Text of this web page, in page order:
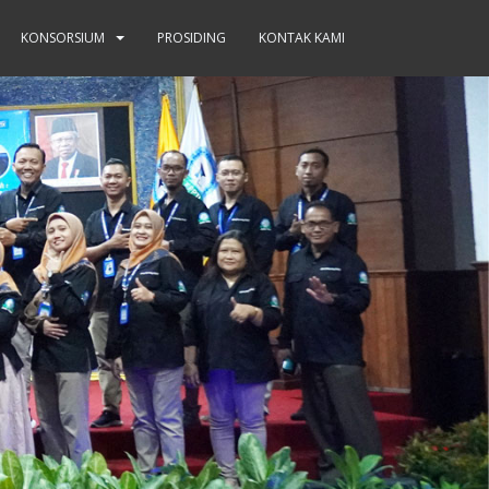
KONSORSIUM PROSIDING KONTAK KAMI